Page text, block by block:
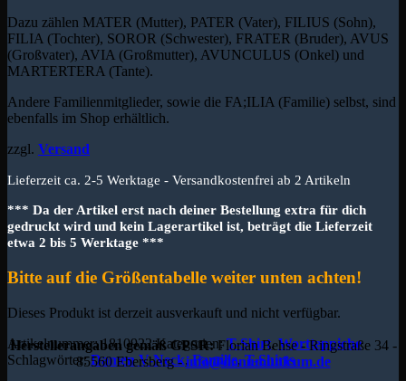
Dazu zählen MATER (Mutter), PATER (Vater), FILIUS (Sohn),
FILIA (Tochter), SOROR (Schwester), FRATER (Bruder), AVUS
(Großvater), AVIA (Großmutter), AVUNCULUS (Onkel) und
MARTERTERA (Tante).
Andere Familienmitglieder, sowie die FA;ILIA (Familie) selbst, sind
ebenfalls im Shop erhältlich.
zzgl. Versand
Lieferzeit ca. 2-5 Werktage - Versandkostenfrei ab 2 Artikeln
*** Da der Artikel erst nach deiner Bestellung extra für dich
gedruckt wird und kein Lagerartikel ist, beträgt die Lieferzeit
etwa 2 bis 5 Werktage ***
Bitte auf die Größentabelle weiter unten achten!
Dieses Produkt ist derzeit ausverkauft und nicht verfügbar.
Artikelnummer:1810922 Kategorien:T-Shirt,Wortteppiche
Schlagwörter:Damen V-Neck,Familie,T-Shirts
Herstellerangaben gemäß GPSR:Florian Behse - Ringstraße 34 -
85560 Ebersberg -info@donumunicum.de